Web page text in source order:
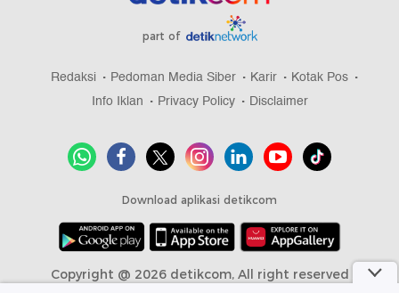
part of
Redaksi Pedoman Media Siber Karir
Kotak Pos
Info Iklan
Privacy Policy Disclaimer
Download aplikasi detikcom
Copyright @ 2026 detikcom, All right reserved